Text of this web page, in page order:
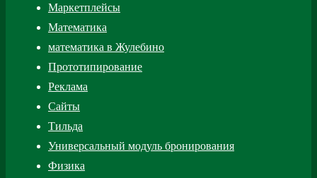
Маркетплейсы
Математика
математика в Жулебино
Прототипирование
Реклама
Сайты
Тильда
Универсальный модуль бронирования
Физика